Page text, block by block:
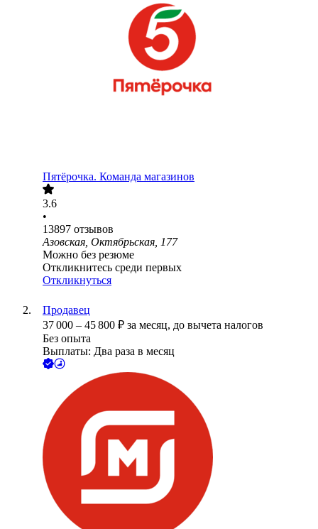
Пятёрочка. Команда магазинов
3.6
•
13897 отзывов
Азовская, Октябрьская, 177
Можно без резюме
Откликнитесь среди первых
Откликнуться
Продавец
37 000 – 45 800 ₽ за месяц, до вычета налогов
Без опыта
Выплаты: Два раза в месяц